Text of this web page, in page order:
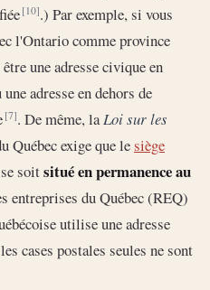
[10].) Par exemple, si vous
l'Ontario comme province
une adresse civique en
adresse en dehors de
[7]. De même, laLoi sur les
Québec exige que lesiège
soitsitué en permanence au
entreprises du Québec (REQ)
utilise une adresse
cases postales seules ne sont